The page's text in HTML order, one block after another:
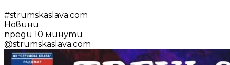
#strumskaslava.com
Новини
преди 10 минути
@strumskaslava.com